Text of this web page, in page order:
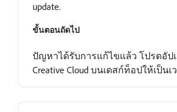
update.
ขั้นตอนถัดไป
ปัญหาได้รับการแก้ไขแล้ว โปรดอัป
Creative Cloud บนเดสก์ท็อปให้เป็น